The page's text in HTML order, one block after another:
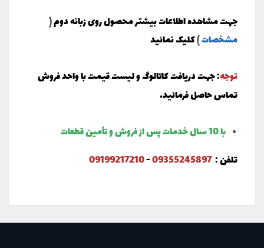
جهت مشاهده اطلاعات بیشتر محصول روی زبانه دوم(
مشخصات)کلیک نمائید
توجه: جهت دریافت کاتالوگ و لیست قیمت با واحد فروش
تماس حاصل فرمائید.
با 10 سال خدمات پس از فروش و تأمین قطعات
تلفن :09355245897
-
09199217210